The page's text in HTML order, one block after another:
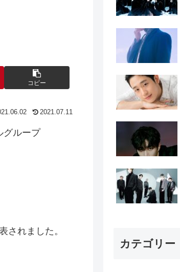
コピー
2021.07.11
グループ
されました。
カテゴリー